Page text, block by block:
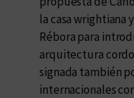
la casa wrightiana
Rébora para
arquitectura
signada también
internacionales